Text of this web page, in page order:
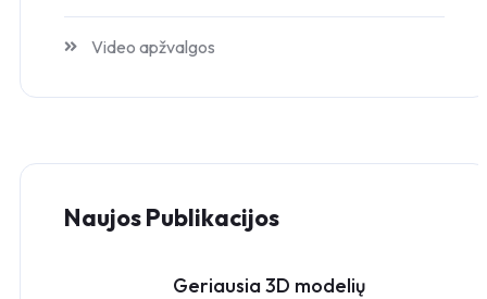
Video apžvalgos
Naujos Publikacijos
Geriausia 3D modelių